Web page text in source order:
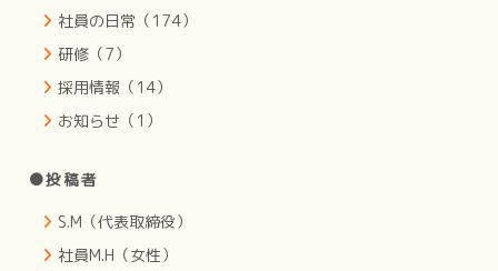
社員の日常（174）
研修（7）
採用情報（14）
お知らせ（1）
●投稿者
S.M（代表取締役）
社員M.H（女性）